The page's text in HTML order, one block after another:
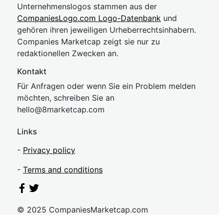
Unternehmenslogos stammen aus der
CompaniesLogo.com Logo-Datenbank und
gehören ihren jeweiligen Urheberrechtsinhabern.
Companies Marketcap zeigt sie nur zu
redaktionellen Zwecken an.
Kontakt
Für Anfragen oder wenn Sie ein Problem melden
möchten, schreiben Sie an
hello@8marketcap.com
Links
- Privacy policy
- Terms and conditions
© 2025 CompaniesMarketcap.com